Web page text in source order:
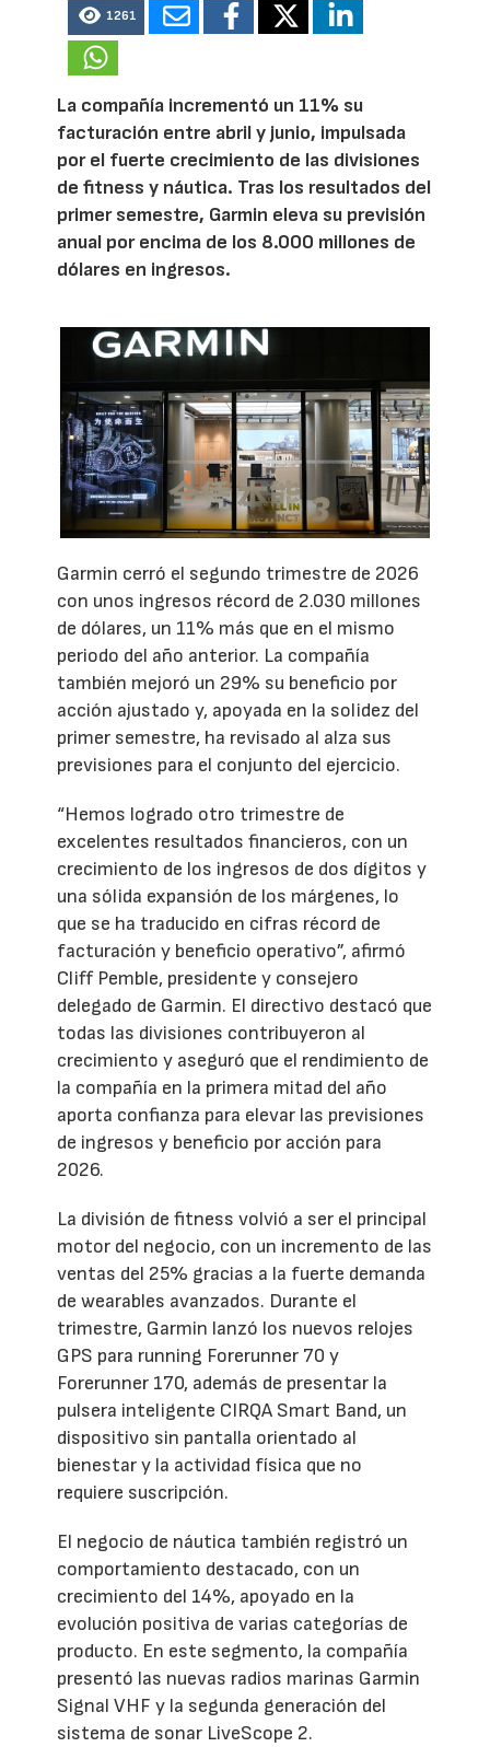
1261
La compañía incrementó un 11% su
facturación entre abril y junio, impulsada
por el fuerte crecimiento de las divisiones
de fitness y náutica. Tras los resultados del
primer semestre, Garmin eleva su previsión
anual por encima de los 8.000 millones de
dólares en ingresos.
Garmin cerró el segundo trimestre de 2026
con unos ingresos récord de 2.030 millones
de dólares, un 11% más que en el mismo
periodo del año anterior. La compañía
también mejoró un 29% su beneficio por
acción ajustado y, apoyada en la solidez del
primer semestre, ha revisado al alza sus
previsiones para el conjunto del ejercicio.
“Hemos logrado otro trimestre de
excelentes resultados financieros, con un
crecimiento de los ingresos de dos dígitos y
una sólida expansión de los márgenes, lo
que se ha traducido en cifras récord de
facturación y beneficio operativo”, afirmó
Cliff Pemble, presidente y consejero
delegado de Garmin. El directivo destacó que
todas las divisiones contribuyeron al
crecimiento y aseguró que el rendimiento de
la compañía en la primera mitad del año
aporta confianza para elevar las previsiones
de ingresos y beneficio por acción para
2026.
La división de fitness volvió a ser el principal
motor del negocio, con un incremento de las
ventas del 25% gracias a la fuerte demanda
de wearables avanzados. Durante el
trimestre, Garmin lanzó los nuevos relojes
GPS para running Forerunner 70 y
Forerunner 170, además de presentar la
pulsera inteligente CIRQA Smart Band, un
dispositivo sin pantalla orientado al
bienestar y la actividad física que no
requiere suscripción.
El negocio de náutica también registró un
comportamiento destacado, con un
crecimiento del 14%, apoyado en la
evolución positiva de varias categorías de
producto. En este segmento, la compañía
presentó las nuevas radios marinas Garmin
Signal VHF y la segunda generación del
sistema de sonar LiveScope 2.